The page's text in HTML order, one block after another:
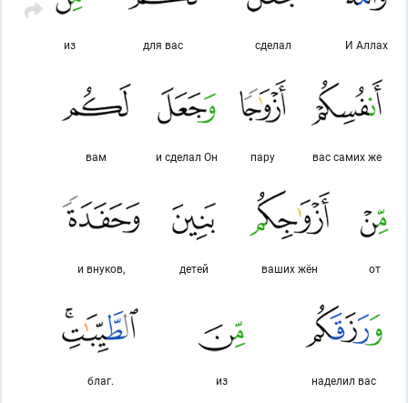
И Аллах
сделал
для вас
из
вас самих же
пару
и сделал Он
вам
от
ваших жён
детей
и внуков,
наделил вас
из
благ.